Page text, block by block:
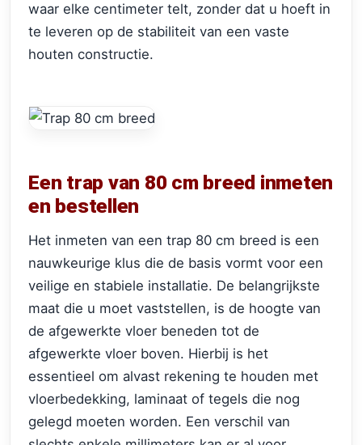
waar elke centimeter telt, zonder dat u hoeft in
te leveren op de stabiliteit van een vaste
houten constructie.
Een trap van 80 cm breed inmeten
en bestellen
Het inmeten van een trap 80 cm breed is een
nauwkeurige klus die de basis vormt voor een
veilige en stabiele installatie. De belangrijkste
maat die u moet vaststellen, is de hoogte van
de afgewerkte vloer beneden tot de
afgewerkte vloer boven. Hierbij is het
essentieel om alvast rekening te houden met
vloerbedekking, laminaat of tegels die nog
gelegd moeten worden. Een verschil van